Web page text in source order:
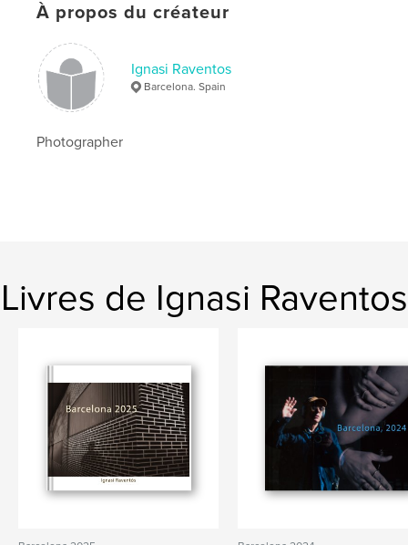
Date de publication: janv 09, 2014
LangueEnglish
Mots-clés
ignasi raventos
barcelona
À propos du créateur
Ignasi Raventos
Barcelona. Spain
Photographer
Livres de Ignasi Raventos